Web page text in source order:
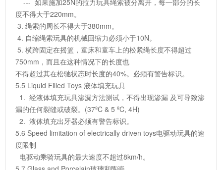
--- 如果施加25N的拉力玩具绳索被分离开，每一部分的长
度不得大于220mm。
3. 绳索的周长不得大于380mm。
4. 自缩绳索玩具的机械回缩力必须小于10N。
5. 横跨固定在摇篮，童床和童车上的松紧绳长度不得超过
750mm，而且在这种情况下的长度也
不得超过其在松驰状态时长度的40%。必须有警告标识。
5.5 Liquid Filled Toys 液体填充玩具
1. 经液体填充玩具渗漏方法测试，不得出现渗漏 及可导致渗
漏的任何裂缝或破裂。(37ºC & 5 ºC, 4H)
2. 液体填充出牙器必须有警告标识。
5.6 Speed limitation of electrically driven toys电驱动玩具的速
度限制
电驱动乘骑玩具的最大速度不超过8km/h。